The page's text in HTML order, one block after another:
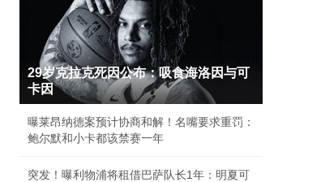
29岁克拉克死因公布：吸食海洛因与可
卡因
曝莱昂纳德案预计协商和解！名嘴要求重罚：
鲍尔默和小卡都该禁赛一年
突发！曝利物浦将租借巴萨队长1年：明夏可